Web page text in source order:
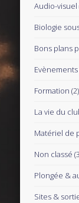
Audio-visuel
Biologie
Bons plans
Evènements
Formation (2)
La vie du
Matériel de
Non classé
Plongée &
Sites &